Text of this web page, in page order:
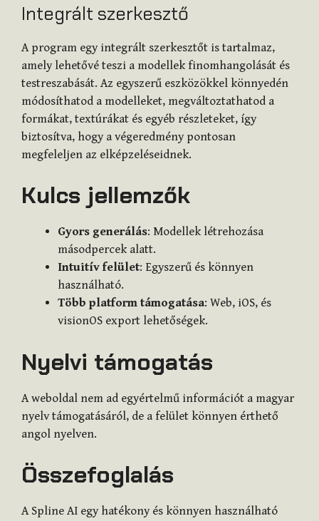
Integrált szerkesztő
A program egy integrált szerkesztőt is tartalmaz,
amely lehetővé teszi a modellek finomhangolását és
testreszabását. Az egyszerű eszközökkel könnyedén
módosíthatod a modelleket, megváltoztathatod a
formákat, textúrákat és egyéb részleteket, így
biztosítva, hogy a végeredmény pontosan
megfeleljen az elképzeléseidnek.
Kulcs jellemzők
Gyors generálás: Modellek létrehozása
másodpercek alatt.
Intuitív felület: Egyszerű és könnyen
használható.
Több platform támogatása: Web, iOS, és
visionOS export lehetőségek.
Nyelvi támogatás
A weboldal nem ad egyértelmű információt a magyar
nyelv támogatásáról, de a felület könnyen érthető
angol nyelven.
Összefoglalás
A Spline AI egy hatékony és könnyen használható